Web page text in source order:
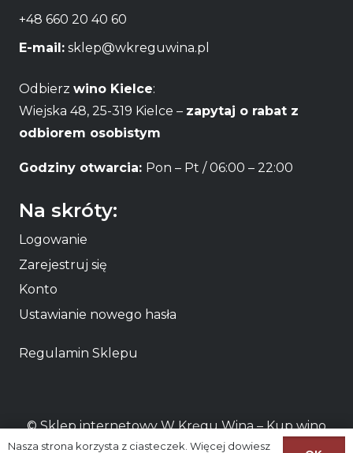
+48 660 20 40 60
E-mail: sklep@wkreguwina.pl
Odbierz wino Kielce:
Wiejska 48, 25-319 Kielce – zapytaj o rabat z
odbiorem osobistym
Godziny otwarcia: Pon – Pt / 06:00 – 22:00
Na skróty:
Logowanie
Zarejestruj się
Konto
Ustawianie nowego hasła
Regulamin Sklepu
© Sklep internetowy W Kręgu Wina – Kupwino
onlinelub odbierz osobiściewino Kielce
Nasza strona korzysta z ciasteczek. Więcej dowiesz